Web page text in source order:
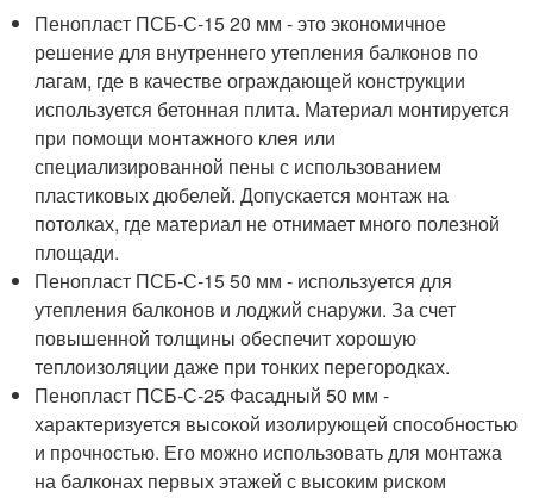
Пенопласт ПСБ-С-15 20 мм - это экономичное
решение для внутреннего утепления балконов по
лагам, где в качестве ограждающей конструкции
используется бетонная плита. Материал монтируется
при помощи монтажного клея или
специализированной пены с использованием
пластиковых дюбелей. Допускается монтаж на
потолках, где материал не отнимает много полезной
площади.
Пенопласт ПСБ-С-15 50 мм - используется для
утепления балконов и лоджий снаружи. За счет
повышенной толщины обеспечит хорошую
теплоизоляции даже при тонких перегородках.
Пенопласт ПСБ-С-25 Фасадный 50 мм -
характеризуется высокой изолирующей способностью
и прочностью. Его можно использовать для монтажа
на балконах первых этажей с высоким риском